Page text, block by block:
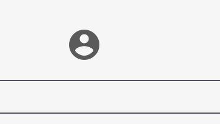
account_circle